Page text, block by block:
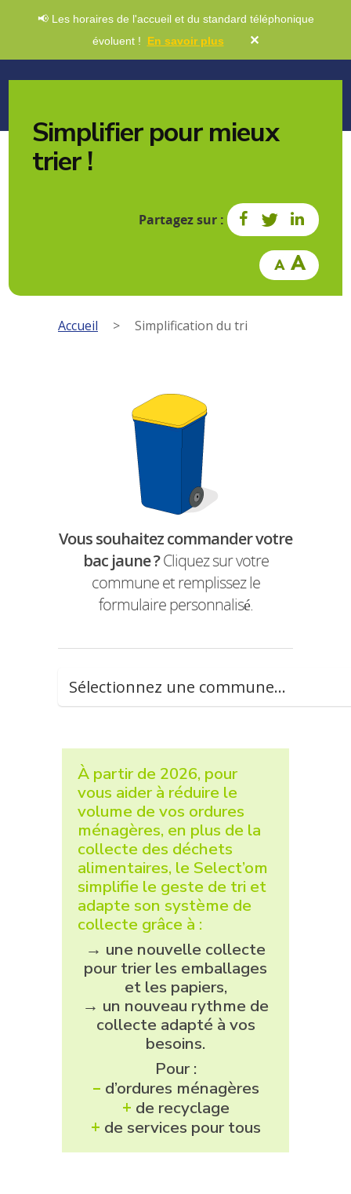
📢 Les horaires de l'accueil et du standard téléphonique
évoluent ! En savoir plus ✕
Simplifier pour mieux
trier !
Partagez sur :
Accueil > Simplification du tri
Vous souhaitez commander votre
bac jaune ?Cliquez sur votre
commune et remplissez le
formulaire personnalisé.
À partir de 2026, pour
vous aider à réduire le
volume de vos ordures
ménagères, en plus de la
collecte des déchets
alimentaires, le Select’om
simplifie le geste de tri et
adapte son système de
collecte grâce à :
→ une nouvelle collecte
pour trier les emballages
et les papiers,
→ un nouveau rythme de
collecte adapté à vos
besoins.
Pour :
– d’ordures ménagères
+ de recyclage
+ de services pour tous